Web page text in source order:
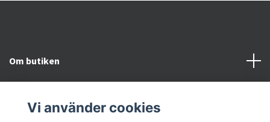
Om butiken
Vi använder cookies